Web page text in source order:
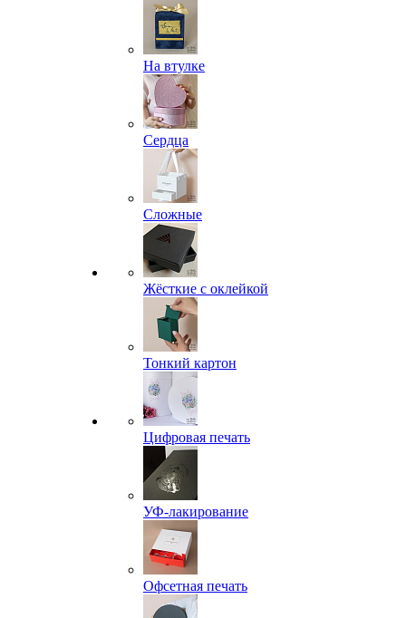
На втулке
Сердца
Сложные
Жёсткие с оклейкой
Тонкий картон
Цифровая печать
УФ-лакирование
Офсетная печать